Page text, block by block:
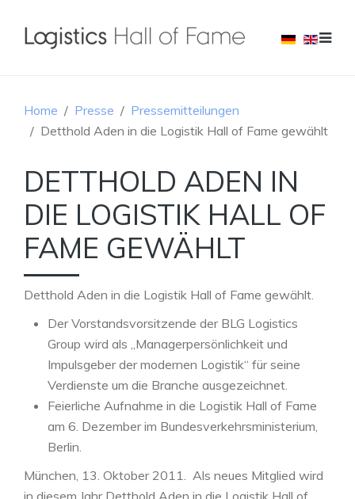
Home Presse
Pressemitteilungen
Detthold Aden in die Logistik Hall of Fame gewählt
DETTHOLD ADEN IN
DIE LOGISTIK HALL OF
FAME GEWÄHLT
Detthold Aden in die Logistik Hall of Fame gewählt.
Der Vorstandsvorsitzende der BLG Logistics
Group wird als „Managerpersönlichkeit und
Impulsgeber der modernen Logistik“ für seine
Verdienste um die Branche ausgezeichnet.
Feierliche Aufnahme in die Logistik Hall of Fame
am 6. Dezember im Bundesverkehrsministerium,
Berlin.
München, 13. Oktober 2011. Als neues Mitglied wird
in diesem Jahr Detthold Aden in die Logistik Hall of